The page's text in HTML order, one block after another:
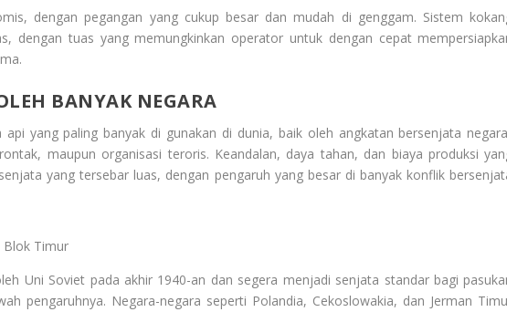
dengan pegangan yang cukup besar dan mudah di genggam. Sistem
dengan tuas yang memungkinkan operator untuk dengan cepat
BANYAK NEGARA
yang paling banyak di gunakan di dunia, baik oleh angkatan bersenjata
maupun organisasi teroris. Keandalan, daya tahan, dan biaya produksi
yang tersebar luas, dengan pengaruh yang besar di banyak konflik
Blok Timur
Uni Soviet pada akhir 1940-an dan segera menjadi senjata standar bagi
pengaruhnya. Negara-negara seperti Polandia, Cekoslowakia, dan Jerman